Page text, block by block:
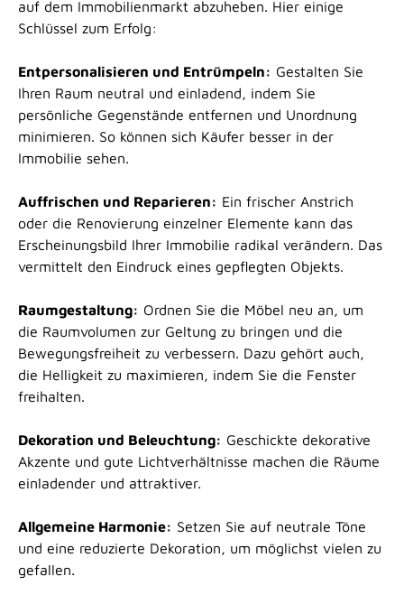
auf dem Immobilienmarkt abzuheben. Hier einige
Schlüssel zum Erfolg:
Entpersonalisieren und Entrümpeln: Gestalten Sie
Ihren Raum neutral und einladend, indem Sie
persönliche Gegenstände entfernen und Unordnung
minimieren. So können sich Käufer besser in der
Immobilie sehen.
Auffrischen und Reparieren: Ein frischer Anstrich
oder die Renovierung einzelner Elemente kann das
Erscheinungsbild Ihrer Immobilie radikal verändern. Das
vermittelt den Eindruck eines gepflegten Objekts.
Raumgestaltung: Ordnen Sie die Möbel neu an, um
die Raumvolumen zur Geltung zu bringen und die
Bewegungsfreiheit zu verbessern. Dazu gehört auch,
die Helligkeit zu maximieren, indem Sie die Fenster
freihalten.
Dekoration und Beleuchtung: Geschickte dekorative
Akzente und gute Lichtverhältnisse machen die Räume
einladender und attraktiver.
Allgemeine Harmonie: Setzen Sie auf neutrale Töne
und eine reduzierte Dekoration, um möglichst vielen zu
gefallen.